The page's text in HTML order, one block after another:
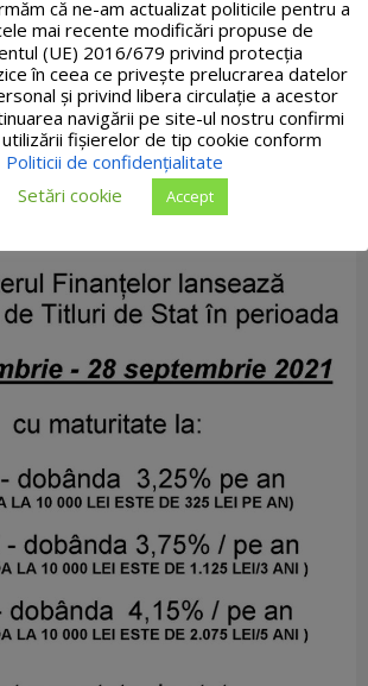
că ne-am actualizat politicile pentru a
mai recente modificări propuse de
(UE) 2016/679 privind protecția
în ceea ce privește prelucrarea datelor
și privind libera circulație a acestor
navigării pe site-ul nostru confirmi
fişierelor de tip cookie conform
Politicii de confidențialitate
Setări cookie
Accept